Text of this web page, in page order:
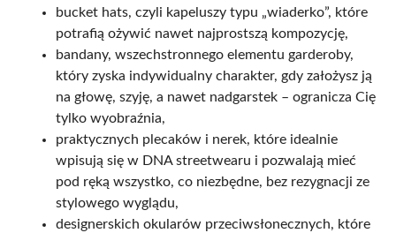
bucket hats, czyli kapeluszy typu „wiaderko”, które
potrafią ożywić nawet najprostszą kompozycję,
bandany, wszechstronnego elementu garderoby,
który zyska indywidualny charakter, gdy założysz ją
na głowę, szyję, a nawet nadgarstek – ogranicza Cię
tylko wyobraźnia,
praktycznych plecaków i nerek, które idealnie
wpisują się w DNA streetwearu i pozwalają mieć
pod ręką wszystko, co niezbędne, bez rezygnacji ze
stylowego wyglądu,
designerskich okularów przeciwsłonecznych, które